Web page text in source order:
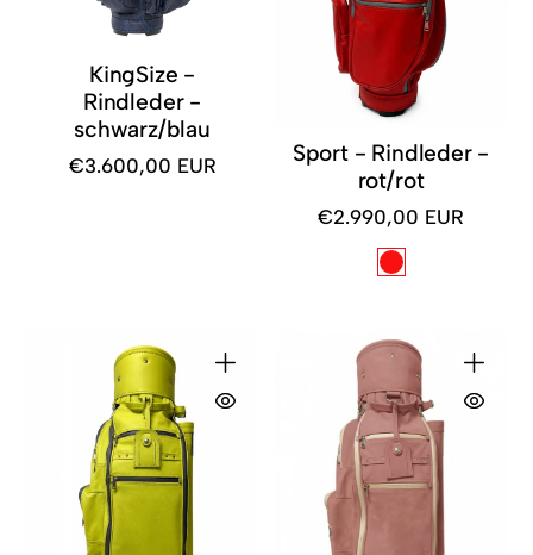
KingSize -
Rindleder -
schwarz/blau
€3.600,00 EUR
Regulärer
Sport - Rindleder -
rot/rot
€2.990,00 EUR
Regulärer
Preis